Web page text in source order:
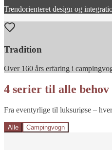
Trendorienteret design og
Tradition
Over 160 års erfaring i
4 serier til alle behov
Fra eventyrlige til luksuriøse –
Alle Campingvogn